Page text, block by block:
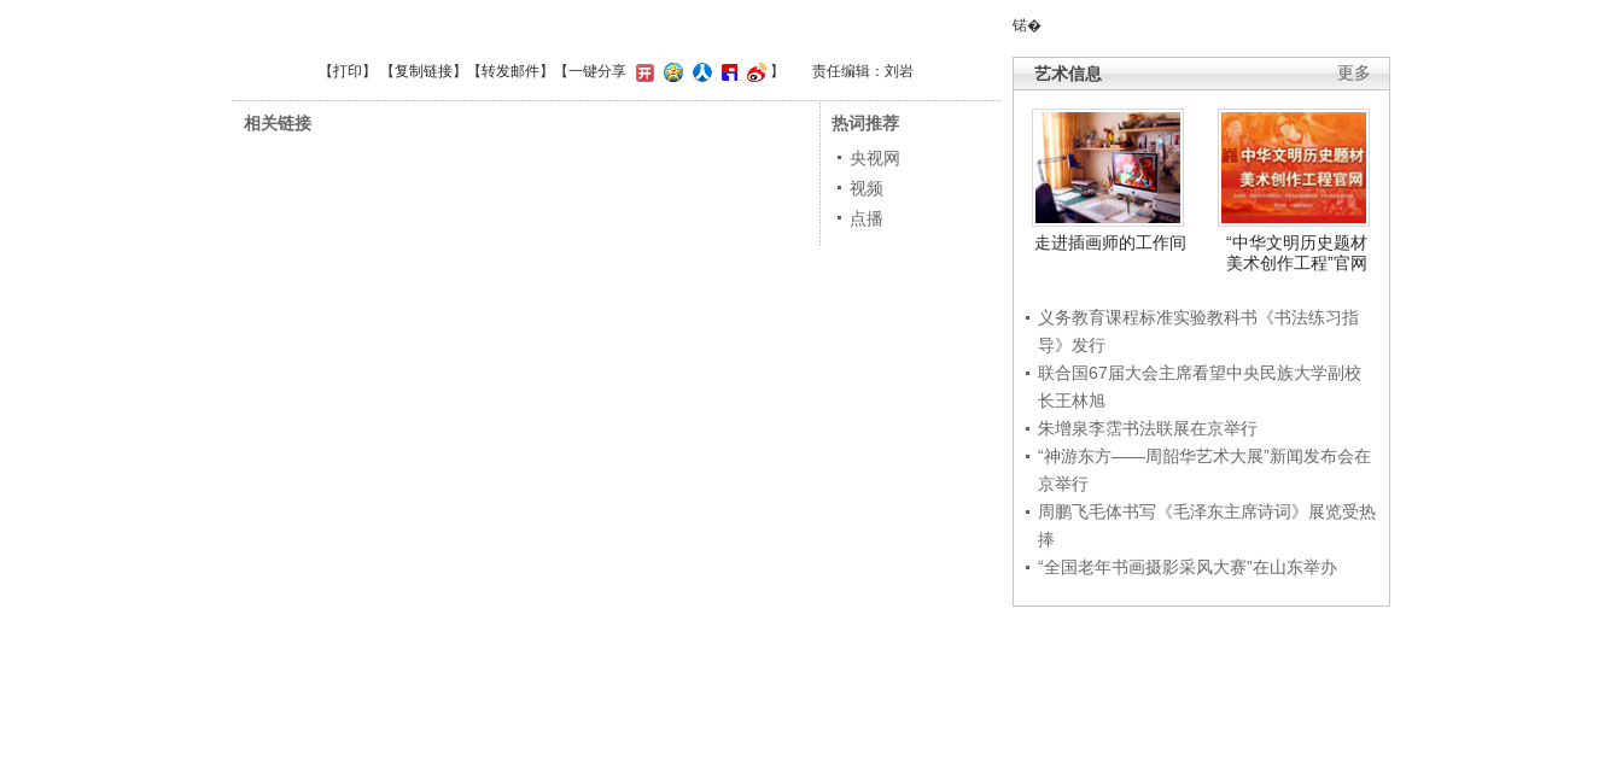
锘�
更多
艺术信息
走进插画师的工作间
“中华文明历史题材
美术创作工程”官网
义务教育课程标准实验教科书《书法练习指
导》发行
联合国67届大会主席看望中央民族大学副校
长王林旭
朱增泉李霑书法联展在京举行
“神游东方——周韶华艺术大展”新闻发布会在
京举行
周鹏飞毛体书写《毛泽东主席诗词》展览受热
捧
“全国老年书画摄影采风大赛”在山东举办
【打印 】 【复制链接】【转发邮件】 【一键分享 】 责任编辑：刘岩
相关链接
热词推荐
央视网
视频
点播